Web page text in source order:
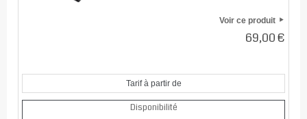
Voir ce produit
69,00 €
Tarif à partir de
Disponibilité